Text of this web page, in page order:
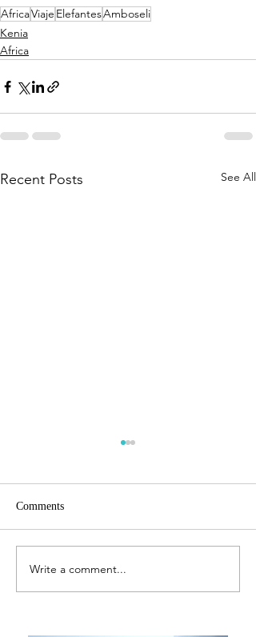
AfricaViaje ElefantesAmboseli
Kenia
Africa
Recent Posts See All
Gorilas!!!!
Comments
Write a comment...